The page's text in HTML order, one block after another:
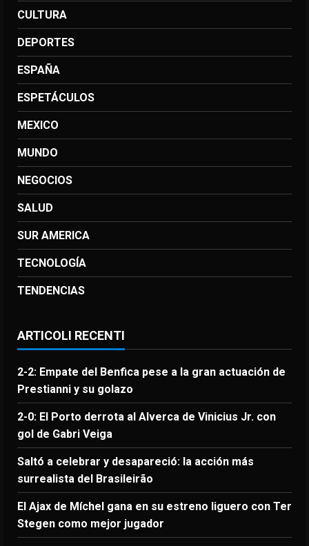
CULTURA
DEPORTES
ESPAÑA
ESPETÁCULOS
MEXICO
MUNDO
NEGOCIOS
SALUD
SUR AMERICA
TECNOLOGÍA
TENDENCIAS
ARTICOLI RECENTI
2-2: Empate del Benfica pese a la gran actuación de
Prestianni y su golazo
2-0: El Porto derrota al Alverca de Vinicius Jr. con
gol de Gabri Veiga
Saltó a celebrar y desapareció: la acción más
surrealista del Brasileirão
El Ajax de Míchel gana en su estreno liguero con Ter
Stegen como mejor jugador